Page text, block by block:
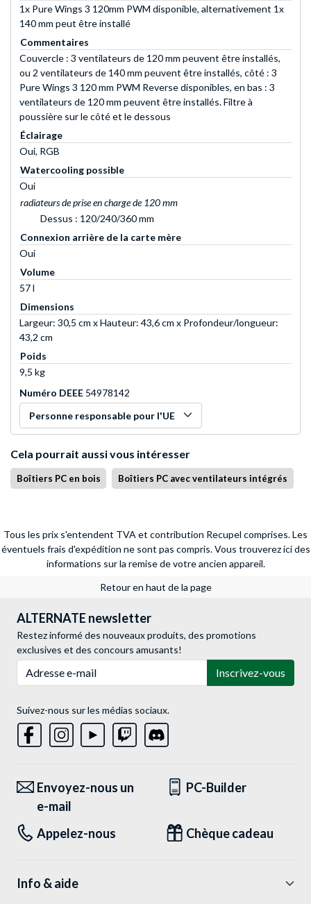
1x Pure Wings 3 120mm PWM disponible, alternativement 1x
140 mm peut être installé
Commentaires
Couvercle : 3 ventilateurs de 120 mm peuvent être installés,
ou 2 ventilateurs de 140 mm peuvent être installés, côté : 3
Pure Wings 3 120 mm PWM Reverse disponibles, en bas : 3
ventilateurs de 120 mm peuvent être installés. Filtre à
poussière sur le côté et le dessous
Éclairage
Oui, RGB
Watercooling possible
Oui
radiateurs de prise en charge de 120 mm
Dessus : 120/240/360 mm
Connexion arrière de la carte mère
Oui
Volume
57 l
Dimensions
Largeur: 30,5 cm x Hauteur: 43,6 cm x Profondeur/longueur:
43,2 cm
Poids
9,5 kg
Numéro DEEE 54978142
Personne responsable pour l'UE
Cela pourrait aussi vous intéresser
Boîtiers PC en bois Boîtiers PC avec ventilateurs intégrés
Tous les prix s'entendent TVA et contribution Recupel comprises. Les
éventuels frais d'expédition ne sont pas compris. Vous trouverez ici des
informations sur la remise de votre ancien appareil.
Retour en haut de la page
ALTERNATE newsletter
Restez informé des nouveaux produits, des promotions
exclusives et des concours amusants!
Inscrivez-vous
Suivez-nous sur les médias sociaux.
Envoyez-nous un
e-mail
PC-Builder
Appelez-nous Chèque cadeau
Info & aide